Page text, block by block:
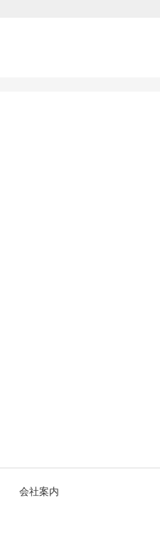
会社案内